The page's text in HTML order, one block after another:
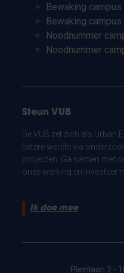
Bewaking
Bewaking
Noodnummer
Noodnummer
Steun VUB
De VUB zet zich als Urban
betere wereld via
projecten. Ga samen met
onze werking en investeer
Ik doe mee
Pleinlaan 2 -